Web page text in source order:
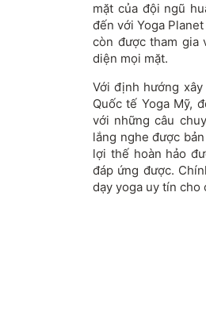
mặt của đội ngũ
đến với Yoga
còn được tham gia
diện mọi mặt.
Với định hướng
Quốc tế Yoga Mỹ,
với những câu
lắng nghe được
lợi thế hoàn hảo
đáp ứng được.
dạy yoga uy tín cho